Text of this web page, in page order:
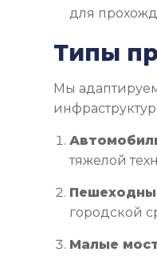
для
Типы
Мы
тяжелой
городской
Малые